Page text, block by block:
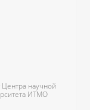
научной
ИТМО